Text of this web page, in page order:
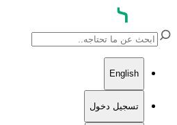
English
تسجيل دخول